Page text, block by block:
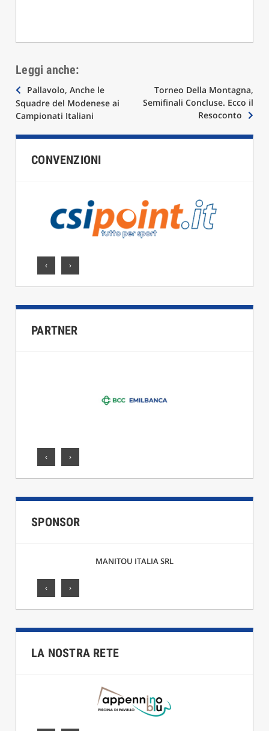
Leggi anche:
Navigazione
articoli
Pallavolo, Anche le
Squadre del Modenese ai
Campionati Italiani
Torneo Della Montagna,
Semifinali Concluse. Ecco il
Resoconto
CONVENZIONI
‹ ›
PARTNER
‹ ›
SPONSOR
F.LLI CICCARELLI SRL
‹ ›
LA NOSTRA RETE